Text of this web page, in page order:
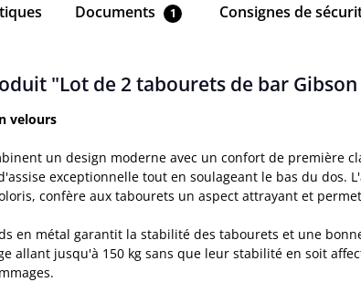
Documents 1 Consignes de
"Lot de 2 tabourets de bar
velours
un design moderne avec un confort de première
exceptionnelle tout en soulageant le bas du
confère aux tabourets un aspect attrayant et
en métal garantit la stabilité des tabourets et une
allant jusqu'à 150 kg sans que leur stabilité en soit